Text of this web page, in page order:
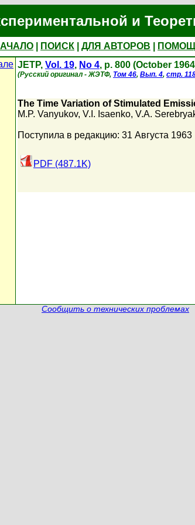
и
ПОИСК ДЛЯ АВТОРОВ
JETP, Vol. 19, No 4, p. 800 (October
(Русский оригинал - ЖЭТФ, Том 46, Вып. 4, стр.
The Time Variation of Stimulated
M.P. Vanyukov, V.I. Isaenko, V.A.
Поступила в редакцию: 31 Августа 1963
PDF (487.1K)
Сообщить о технических проблемах